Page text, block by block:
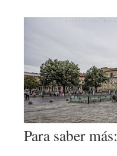
Para saber más: